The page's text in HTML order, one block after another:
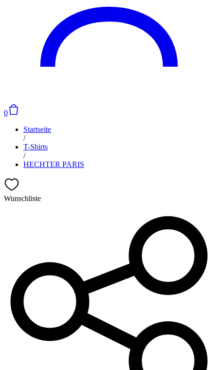
0
Startseite
/
T-Shirts
/
HECHTER PARIS
Wunschliste